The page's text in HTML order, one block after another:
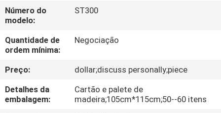
DA
FÁBRICA
CONTROLE
DA
QUALIDADE
Número do
modelo:
ST300
Quantidade de
ordem mínima:
Negociação
Preço:
dollar;discuss personally;piece
Detalhes da
embalagem:
Cartão e palete de
madeira;105cm*115cm;50--60 itens